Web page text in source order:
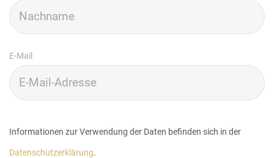
E-Mail
Informationen zur Verwendung der Daten befinden sich in der
Datenschutzerklärung.